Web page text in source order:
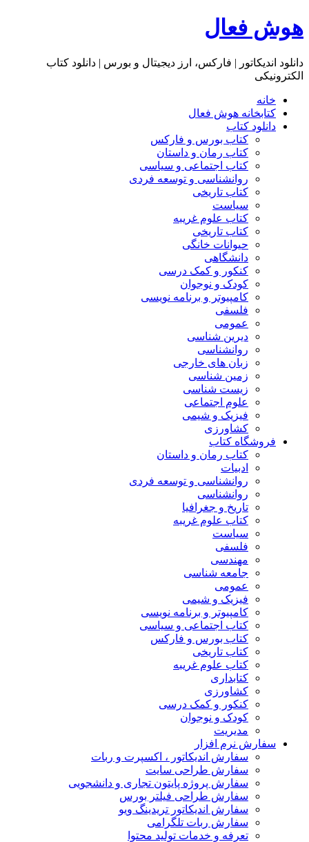
هوش فعال
دانلود اندیکاتور | فارکس، ارز دیجیتال و بورس | دانلود کتاب
الکترونیکی
خانه
کتابخانه هوش فعال
دانلود کتاب
کتاب بورس و فارکس
کتاب رمان و داستان
کتاب اجتماعی و سیاسی
روانشناسی و توسعه فردی
کتاب تاریخی
سیاست
کتاب علوم غریبه
کتاب تاریخی
حیوانات خانگی
دانشگاهی
کنکور و کمک‌ درسی
کودک و نوجوان
کامپیوتر و برنامه نویسی
فلسفی
عمومی
دیرین شناسی
روانشناسی
زبان های خارجی
زمین شناسی
زیست شناسی
علوم اجتماعی
فیزیک و شیمی
کشاورزی
فروشگاه کتاب
کتاب رمان و داستان
ادبیات
روانشناسی و توسعه فردی
روانشناسی
تاریخ و جغرافیا
کتاب علوم غریبه
سیاست
فلسفی
مهندسی
جامعه شناسی
عمومی
فیزیک و شیمی
کامپیوتر و برنامه نویسی
کتاب اجتماعی و سیاسی
کتاب بورس و فارکس
کتاب تاریخی
کتاب علوم غریبه
کتابداری
کشاورزی
کنکور و کمک‌ درسی
کودک و نوجوان
مدیریت
سفارش نرم افزار
سفارش اندیکاتور ، اکسپرت و ربات
سفارش طراحی سایت
سفارش پروژه پایتون تجاری و دانشجویی
سفارش طراحی فیلتر بورس
سفارش اندیکاتور تریدینگ ویو
سفارش ربات تلگرامی
تعرفه و خدمات تولید محتوا